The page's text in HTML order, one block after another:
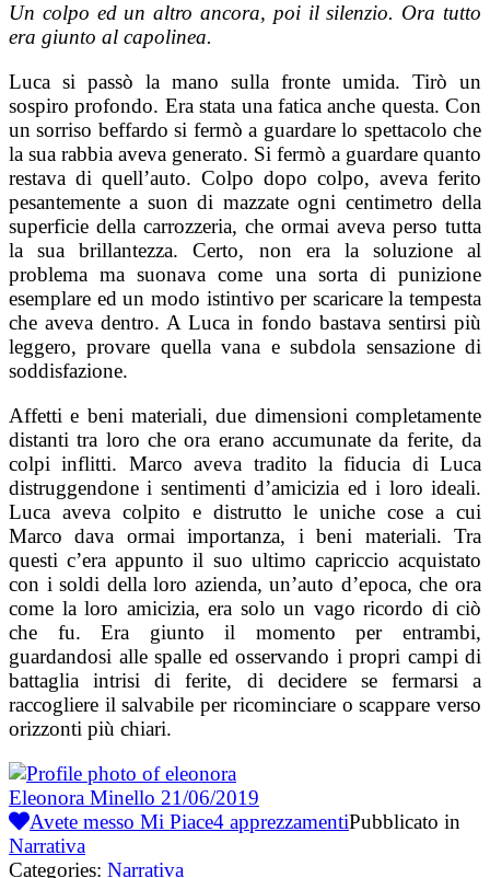
Un colpo ed un altro ancora, poi il silenzio. Ora tutto
era giunto al capolinea.
Luca si passò la mano sulla fronte umida. Tirò un
sospiro profondo. Era stata una fatica anche questa. Con
un sorriso beffardo si fermò a guardare lo spettacolo che
la sua rabbia aveva generato. Si fermò a guardare quanto
restava di quell’auto. Colpo dopo colpo, aveva ferito
pesantemente a suon di mazzate ogni centimetro della
superficie della carrozzeria, che ormai aveva perso tutta
la sua brillantezza. Certo, non era la soluzione al
problema ma suonava come una sorta di punizione
esemplare ed un modo istintivo per scaricare la tempesta
che aveva dentro. A Luca in fondo bastava sentirsi più
leggero, provare quella vana e subdola sensazione di
soddisfazione.
Affetti e beni materiali, due dimensioni completamente
distanti tra loro che ora erano accumunate da ferite, da
colpi inflitti. Marco aveva tradito la fiducia di Luca
distruggendone i sentimenti d’amicizia ed i loro ideali.
Luca aveva colpito e distrutto le uniche cose a cui
Marco dava ormai importanza, i beni materiali. Tra
questi c’era appunto il suo ultimo capriccio acquistato
con i soldi della loro azienda, un’auto d’epoca, che ora
come la loro amicizia, era solo un vago ricordo di ciò
che fu. Era giunto il momento per entrambi,
guardandosi alle spalle ed osservando i propri campi di
battaglia intrisi di ferite, di decidere se fermarsi a
raccogliere il salvabile per ricominciare o scappare verso
orizzonti più chiari.
Eleonora Minello 21/06/2019
Avete messo Mi Piace4 apprezzamentiPubblicato in
Narrativa
Categories: Narrativa